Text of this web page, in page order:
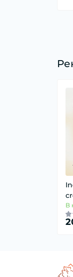
В